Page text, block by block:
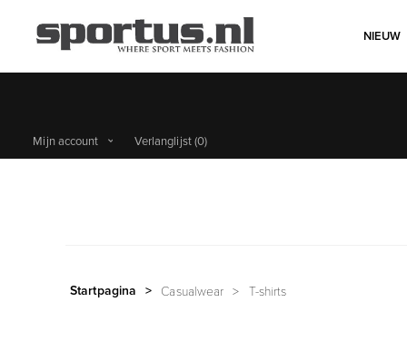
NIEUW
Mijn account Verlanglijst(0)
Startpagina > Casualwear > T-shirts